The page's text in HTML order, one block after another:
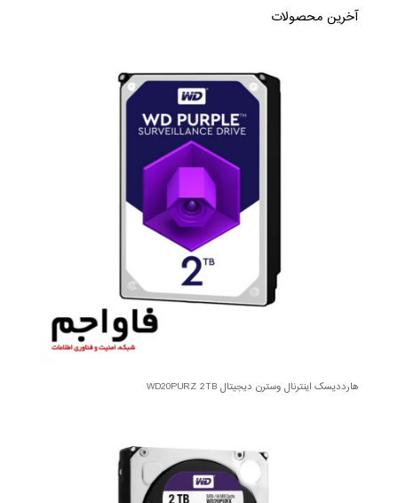
آخرین محصولات
هارددیسک اینترنال وسترن دیجیتال WD20PURZ 2TB